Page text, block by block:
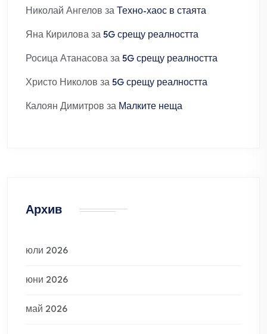
Николай Ангелов за Техно-хаос в стаята
Яна Кирилова за 5G срещу реалността
Росица Атанасова за 5G срещу реалността
Христо Николов за 5G срещу реалността
Калоян Димитров за Малките неща
Архив
юли 2026
юни 2026
май 2026